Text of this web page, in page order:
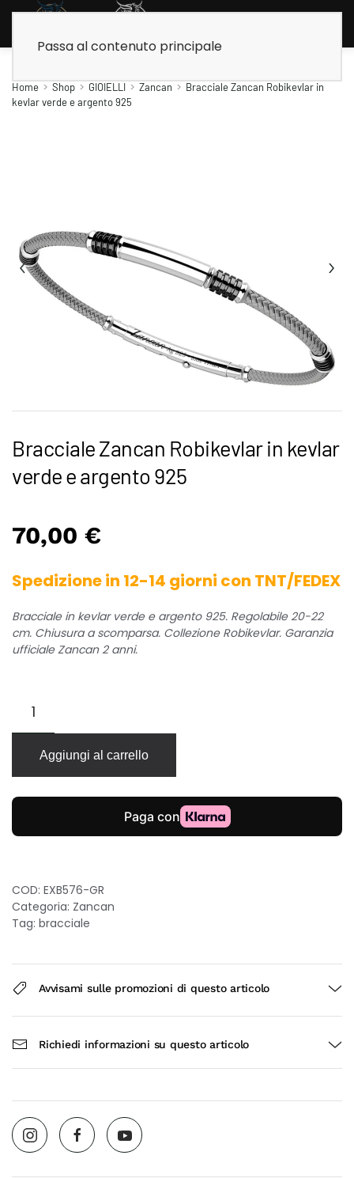
Passa al contenuto principale
Home Shop GIOIELLI Zancan
Bracciale Zancan Robikevlar in
kevlar verde e argento 925
Bracciale Zancan Robikevlar in kevlar
verde e argento 925
70,00 €
Spedizione in 12-14 giorni con TNT/FEDEX
Bracciale in kevlar verde e argento 925. Regolabile 20-22
cm. Chiusura a scomparsa. Collezione Robikevlar. Garanzia
ufficiale Zancan 2 anni.
Zancan
Robikevlar
kevlar
verde
e
925
Aggiungi al carrello
COD: EXB576-GR
Categoria: Zancan
Tag: bracciale
Avvisami sulle promozioni di questo articolo
Richiedi informazioni su questo articolo